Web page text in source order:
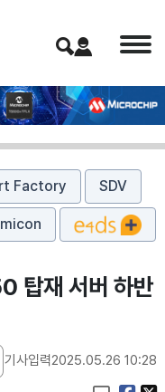
Factory SDV
탑재 서버 하반
기사입력2025.05.26 10:28